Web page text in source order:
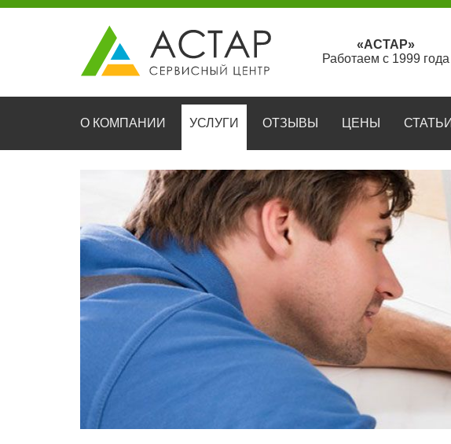
«АСТАР»
Работаем с 1999 года
О КОМПАНИИ УСЛУГИ ОТЗЫВЫ ЦЕНЫ СТАТЬИ